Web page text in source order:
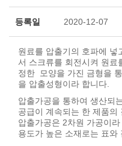
등록일 2020-12-07
원료를 압출기의 호파에 넣
서 스크류를 회전시켜 원료
정한 모양을 가진 금형을
을 압출성형이라 합니다.
압출가공을 통하여 생산되
공급이 계속되는 한 제품의
압출가공은 2차원 가공이
용도가 높은 소재로는 표와